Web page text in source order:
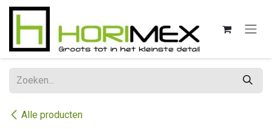
Overslaan naar inhoud
Alle producten